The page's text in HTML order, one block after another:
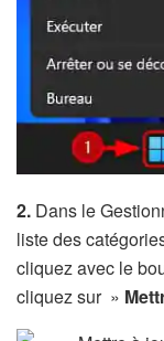
2. Dans le
liste des
cliquez avec le
cliquez sur »